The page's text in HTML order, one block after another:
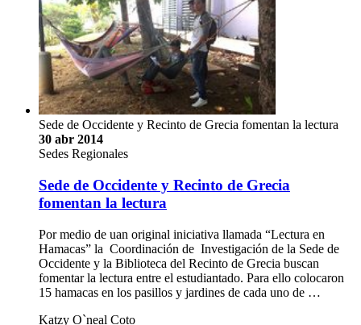
Sede de Occidente y Recinto de Grecia fomentan la lectura
30 abr 2014
Sedes Regionales
Sede de Occidente y Recinto de Grecia
fomentan la lectura
Por medio de uan original iniciativa llamada “Lectura en
Hamacas” la Coordinación de Investigación de la Sede de
Occidente y la Biblioteca del Recinto de Grecia buscan
fomentar la lectura entre el estudiantado. Para ello colocaron
15 hamacas en los pasillos y jardines de cada uno de …
Katzy O`neal Coto